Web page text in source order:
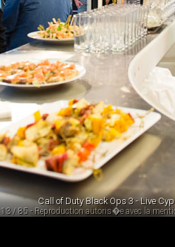
Call of Duty Black Ops 3 - Live
13 / 85 - Reproduction autoris�e avec la